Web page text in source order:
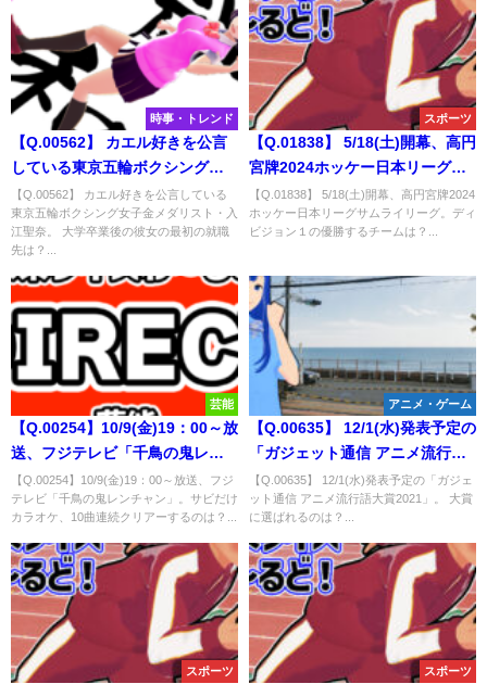
時事・トレンド
【Q.00562】 カエル好きを公言
している東京五輪ボクシング女
子金メダリスト・入江聖奈。 大
学卒業後の彼女の最初の就職先
は？
【Q.00562】 カエル好きを公言している
東京五輪ボクシング女子金メダリスト・入
江聖奈。 大学卒業後の彼女の最初の就職
先は？...
スポーツ
【Q.01838】 5/18(土)開幕、高円
宮牌2024ホッケー日本リーグサ
ムライリーグ。ディビジョン１
の優勝するチームは？
【Q.01838】 5/18(土)開幕、高円宮牌2024
ホッケー日本リーグサムライリーグ。ディ
ビジョン１の優勝するチームは？...
芸能
【Q.00254】10/9(金)19：00～放
送、フジテレビ「千鳥の鬼レン
チャン」。サビだけカラオケ、
10曲連続クリアーするのは？
【Q.00254】10/9(金)19：00～放送、フジ
テレビ「千鳥の鬼レンチャン」。サビだけ
カラオケ、10曲連続クリアーするのは？...
アニメ・ゲーム
【Q.00635】 12/1(水)発表予定の
「ガジェット通信 アニメ流行語
大賞2021」。 大賞に選ばれるの
は？
【Q.00635】 12/1(水)発表予定の「ガジェ
ット通信 アニメ流行語大賞2021」。 大賞
に選ばれるのは？...
スポーツ スポーツ